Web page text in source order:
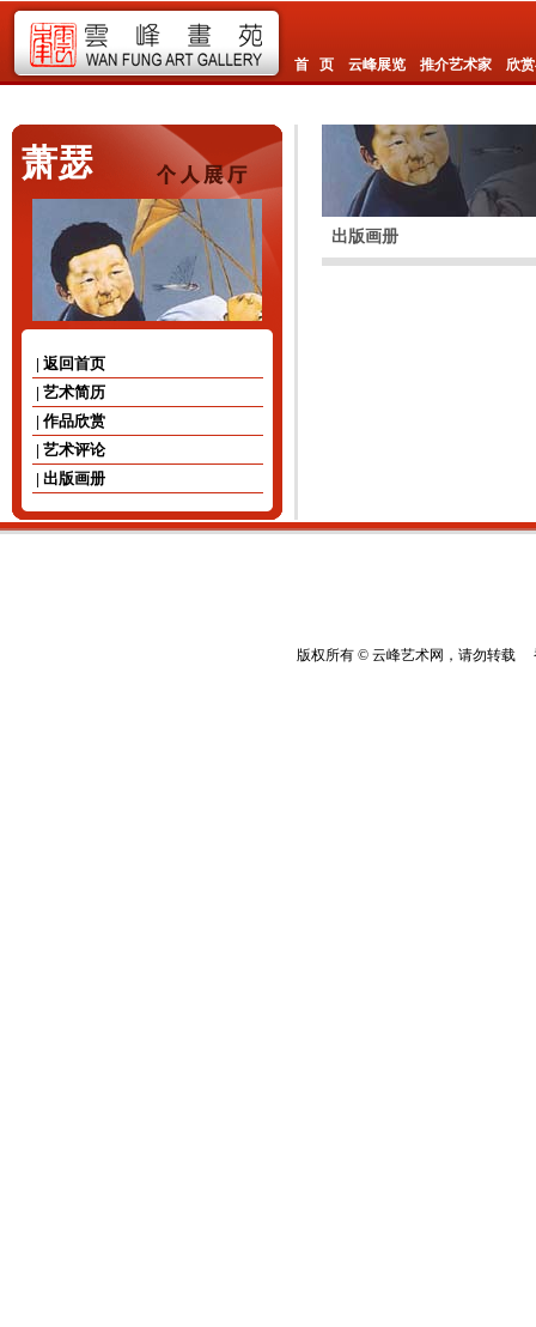
首 页 云峰展览 推介艺术家 欣
萧瑟
| 返回首页
| 艺术简历
| 作品欣赏
| 艺术评论
| 出版画册
出版画册
版权所有 © 云峰艺术网，请勿转载